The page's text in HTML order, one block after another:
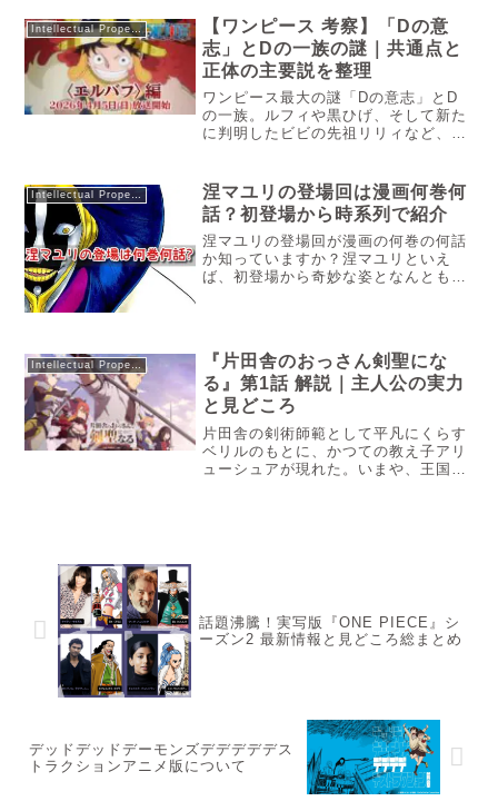
映画三部作なのか徹底調査しました！
ざっくりいうと三部作映画化の可能...
Intellectual Property
【ワンピース 考察】「Dの意
志」とDの一族の謎｜共通点と
正体の主要説を整理
ワンピース最大の謎「Dの意志」とD
の一族。ルフィや黒ひげ、そして新た
に判明したビビの先祖リリィなど、物
由、最新の考察説を網羅的に解説しま
す。連載開始から25年以上が経過し、
つ...
Intellectual Property
涅マユリの登場回は漫画何巻何
話？初登場から時系列で紹介
涅マユリの登場回が漫画の何巻の何話
か知っていますか？涅マユリといえ
ば、初登場から奇妙な姿となんとも気
気になりますよね。今回はBLEACH
の...
Intellectual Property
『片田舎のおっさん剣聖にな
る』第1話 解説｜主人公の実力
と見どころ
片田舎の剣術師範として平凡にくらす
ベリルのもとに、かつての教え子アリ
ューシュアが現れた。いまや、王国騎
話題沸騰！実写版『ONE PIECE』シ
ーズン2 最新情報と見どころ総まとめ
デッドデッドデーモンズデデデデデス
トラクションアニメ版について